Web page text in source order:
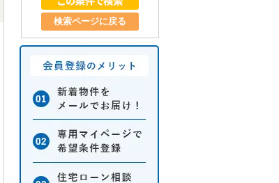
検索ページに戻る